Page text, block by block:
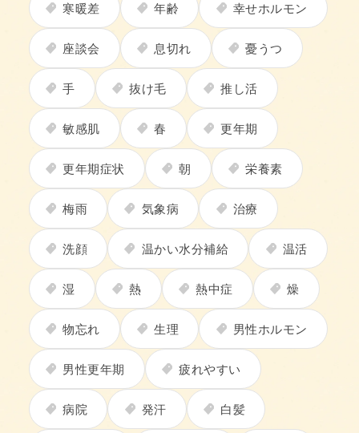
寒暖差 年齢 幸せホルモン
座談会 息切れ 憂うつ
手 抜け毛 推し活
敏感肌 春 更年期
更年期症状 朝 栄養素
梅雨 気象病 治療
洗顔 温かい水分補給 温活
湿 熱 熱中症 燥
物忘れ 生理 男性ホルモン
男性更年期 疲れやすい
病院 発汗 白髪